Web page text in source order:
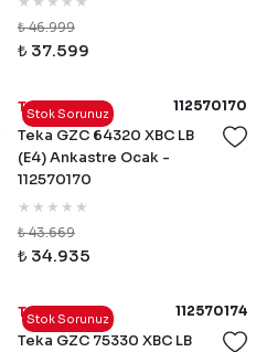
₺ 46.999
₺ 37.599
Stok Sorunuz
Teka 112570170
Teka GZC 64320 XBC LB
(E4) Ankastre Ocak -
112570170
₺ 43.669
₺ 34.935
Stok Sorunuz
Teka 112570174
Teka GZC 75330 XBC LB